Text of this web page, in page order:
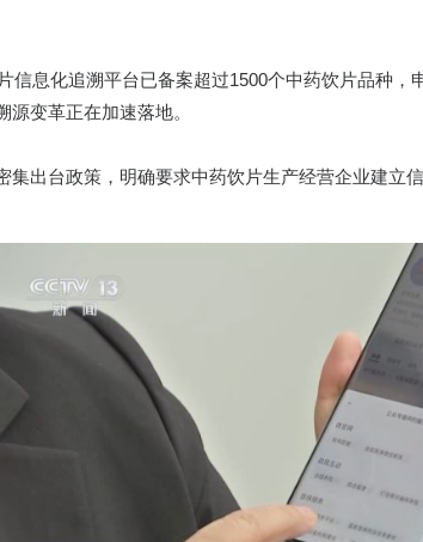
信息化追溯平台已备案超过1500个中药饮片品种
变革正在加速落地。
集出台政策，明确要求中药饮片生产经营企业建立